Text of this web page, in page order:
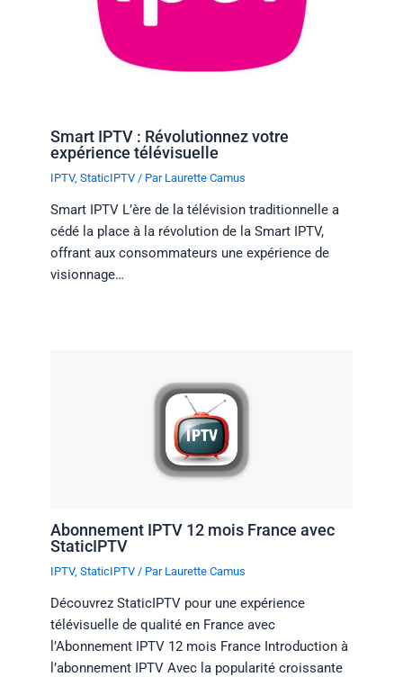
Smart IPTV : Révolutionnez votre
expérience télévisuelle
IPTV,StaticIPTV / Par Laurette Camus
Smart IPTV L’ère de la télévision traditionnelle a
cédé la place à la révolution de la Smart IPTV,
offrant aux consommateurs une expérience de
visionnage…
Abonnement IPTV 12 mois France avec
StaticIPTV
IPTV,StaticIPTV / Par Laurette Camus
Découvrez StaticIPTV pour une expérience
télévisuelle de qualité en France avec
l’Abonnement IPTV 12 mois France Introduction à
l’abonnement IPTV Avec la popularité croissante